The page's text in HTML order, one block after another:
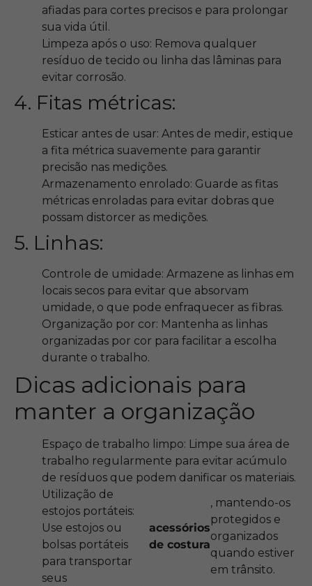
afiadas para cortes precisos e para prolongar
sua vida útil.
Limpeza após o uso: Remova qualquer
resíduo de tecido ou linha das lâminas para
evitar corrosão.
4. Fitas métricas:
Esticar antes de usar: Antes de medir, estique
a fita métrica suavemente para garantir
precisão nas medições.
Armazenamento enrolado: Guarde as fitas
métricas enroladas para evitar dobras que
possam distorcer as medições.
5. Linhas:
Controle de umidade: Armazene as linhas em
locais secos para evitar que absorvam
umidade, o que pode enfraquecer as fibras.
Organização por cor: Mantenha as linhas
organizadas por cor para facilitar a escolha
durante o trabalho.
Dicas adicionais para
manter a organização
Espaço de trabalho limpo: Limpe sua área de
trabalho regularmente para evitar acúmulo
de resíduos que podem danificar os materiais.
Utilização de
estojos portáteis:
Use estojos ou
bolsas portáteis
para transportar
seus
acessórios
de costura
, mantendo-os
protegidos e
organizados
quando estiver
em trânsito.